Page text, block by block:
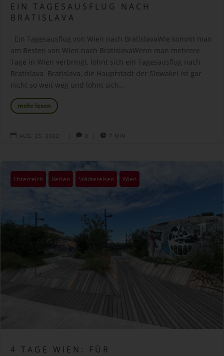
EIN TAGESAUSFLUG NACH
BRATISLAVA
Ein Tagesausflug von Wien nach BratislavaWie kommt man
am Besten von Wien nach BratislavaWenn man mehrere
Tage in Wien verbringt, lohnt sich ein Tagesausflug nach
Bratislava. Bratislava, die Hauptstadt der Slowakei ist gar
nicht so weit weg und lohnt sich...
mehr lesen
 AUG. 25, 2022  0  7 MIN
Österreich Reisen Städtereisen Wien
4 TAGE WIEN: FÜR